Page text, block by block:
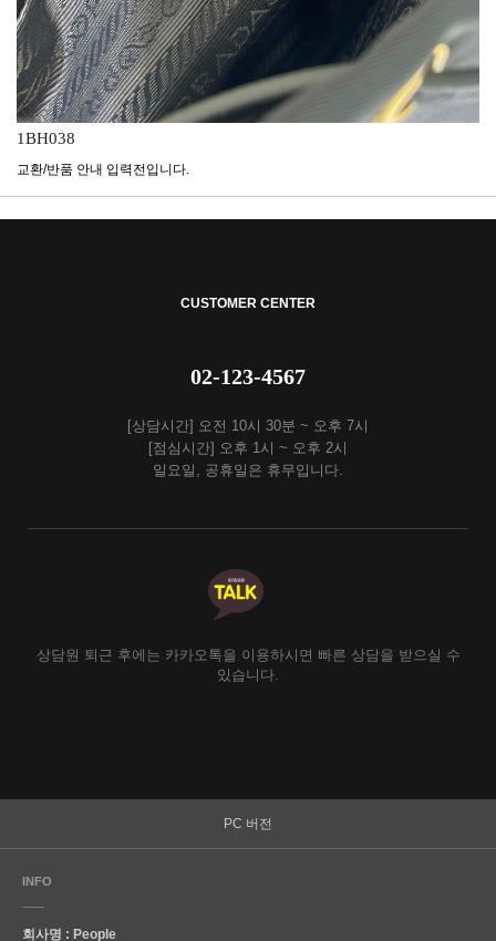
1BH038
교환/반품 안내 입력전입니다.
CUSTOMER CENTER
02-123-4567
[상담시간] 오전 10시 30분 ~ 오후 7시
[점심시간] 오후 1시 ~ 오후 2시
일요일, 공휴일은 휴무입니다.
상담원 퇴근 후에는 카카오톡을 이용하시면 빠른 상담을 받으실 수
있습니다.
PC 버전
INFO
회사명 : People